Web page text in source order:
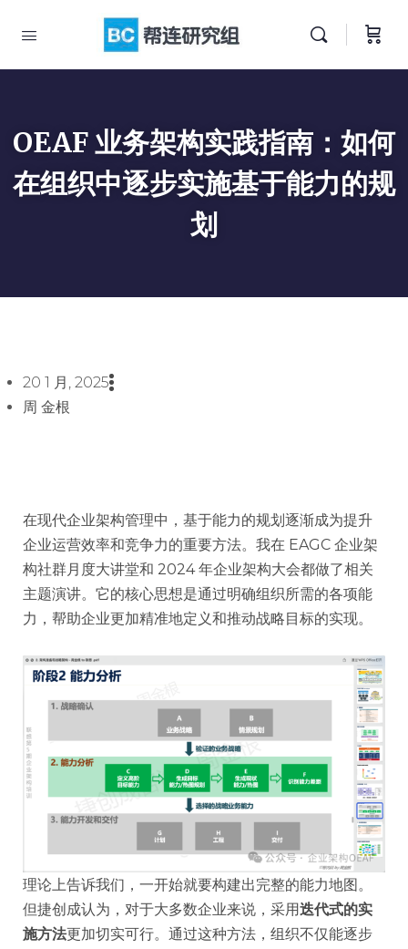
OEAF 业务架构实践指南：如何
在组织中逐步实施基于能力的规
划
20 1 月, 2025
周 金根
在现代企业架构管理中，基于能力的规划逐渐成为提升
企业运营效率和竞争力的重要方法。我在 EAGC 企业架
构社群月度大讲堂和 2024 年企业架构大会都做了相关
主题演讲。它的核心思想是通过明确组织所需的各项能
力，帮助企业更加精准地定义和推动战略目标的实现。
理论上告诉我们，一开始就要构建出完整的能力地图。
但捷创成认为，对于大多数企业来说，采用迭代式的实
施方法更加切实可行。通过这种方法，组织不仅能逐步